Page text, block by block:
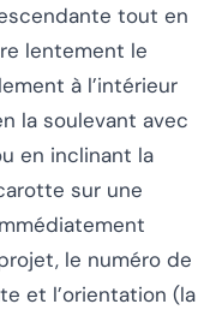
tout en
lentement le
à l’intérieur
la soulevant avec
en inclinant la
sur une
le numéro de
et l’orientation (la